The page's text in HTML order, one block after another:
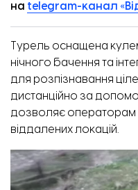
на telegram-канал
Турель оснащена
нічного бачення та
для розпізнавання
дистанційно за
дозволяє операторам
віддалених локацій.